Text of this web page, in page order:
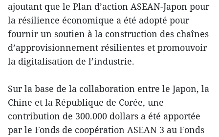
ajoutant que le Plan d’action ASEAN-Japon pour
la résilience économique a été adopté pour
fournir un soutien à la construction des chaînes
d’approvisionnement résilientes et promouvoir
la digitalisation de l’industrie.
Sur la base de la collaboration entre le Japon, la
Chine et la République de Corée, une
contribution de 300.000 dollars a été apportée
par le Fonds de coopération ASEAN 3 au Fonds